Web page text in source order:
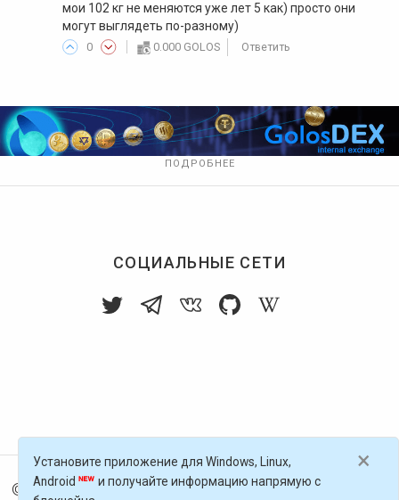
мои 102 кг не меняются уже лет 5 как) просто они
могут выглядеть по-разному)
0 0.000 GOLOS Ответить
ПОДРОБНЕЕ
СОЦИАЛЬНЫЕ СЕТИ
© 2016-2026Голос Блоги — децентрализованная п
×
Установите приложение для Windows, Linux,
Android
и получайте информацию напрямую с